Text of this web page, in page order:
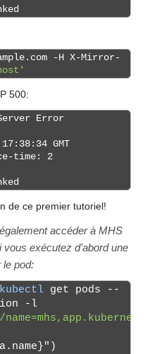
-H X-Mirror-
500:
Error
GMT
time: 2
de ce premier tutoriel!
accéder à MHS
exécutez d’abord une
le pod:
kubectl get pods --
-l